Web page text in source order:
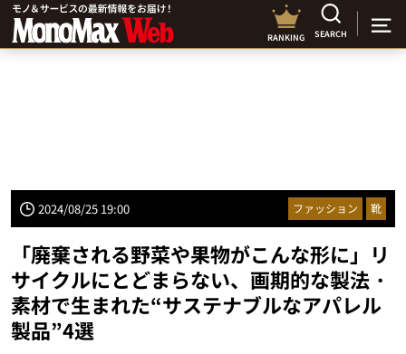
RANKING SEARCH
2024/08/25 19:00 ファッション 靴
「廃棄される野菜や果物がこんな形に」リ
サイクルにとどまらない、画期的な製法・
素材で生まれた“サステナブルなアパレル
製品”4選